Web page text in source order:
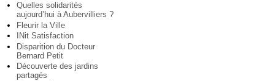
Quelles solidarités
aujourd’hui à Aubervilliers ?
Fleurir la Ville
INit Satisfaction
Disparition du Docteur
Bernard Petit
Découverte des jardins
partagés